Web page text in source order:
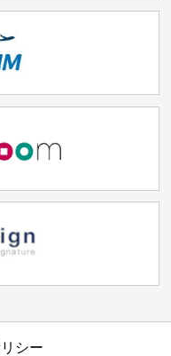
シー